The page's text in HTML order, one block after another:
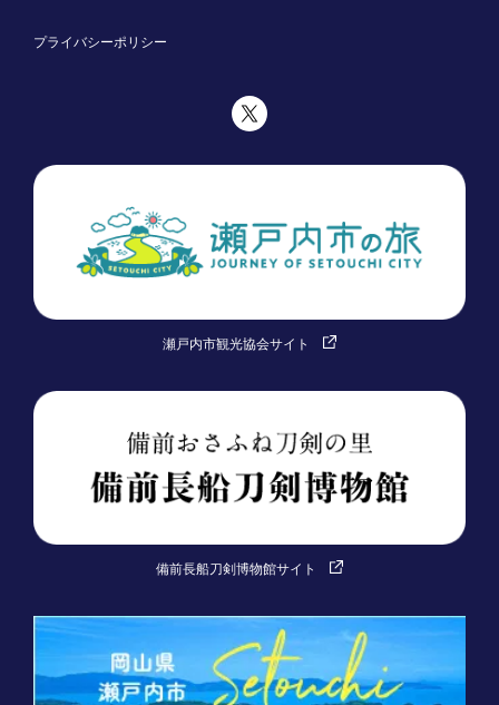
プライバシーポリシー
瀬戸内市観光協会サイト
備前長船刀剣博物館サイト